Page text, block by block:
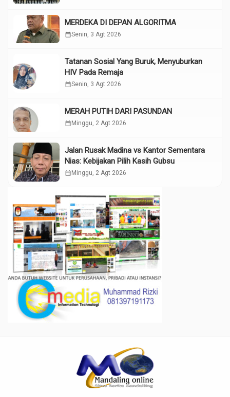
MERDEKA DI DEPAN ALGORITMA
calendar_monthSenin, 3 Agt 2026
Tatanan Sosial Yang Buruk, Menyuburkan
HIV Pada Remaja
calendar_monthSenin, 3 Agt 2026
MERAH PUTIH DARI PASUNDAN
calendar_monthMinggu, 2 Agt 2026
Jalan Rusak Madina vs Kantor Sementara
Nias: Kebijakan Pilih Kasih Gubsu
calendar_monthMinggu, 2 Agt 2026